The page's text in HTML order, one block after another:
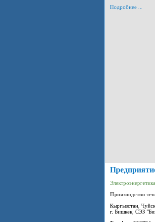
Подробнее ...
Электроэнергетика
Производство
Кыргызстан,
г. Бишкек, СЭЗ